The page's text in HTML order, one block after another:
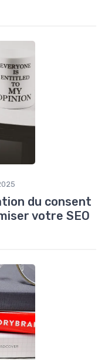
du consent
votre SEO